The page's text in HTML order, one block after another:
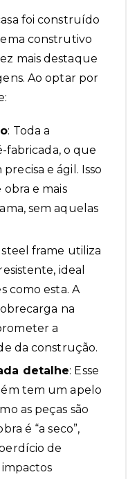
foi construído
construtivo
mais destaque
Ao optar por
: Toda a
o que
e ágil. Isso
e mais
sem aquelas
steel frame utiliza
ideal
como esta. A
na
a
da construção.
detalhe: Esse
tem um apelo
as peças são
é “a seco”,
de